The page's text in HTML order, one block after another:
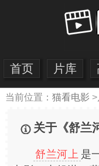
首页 片库
当前位置： 猫看电影 >
关于《舒兰
舒兰河上 是